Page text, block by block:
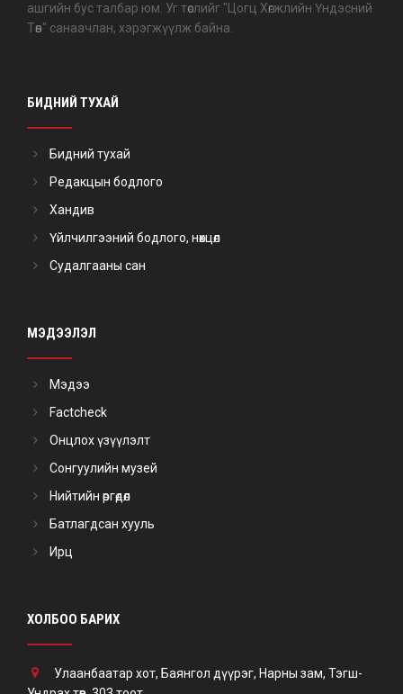
ашгийн бус талбар юм. Уг төслийг "Цогц Хөгжлийн Үндэсний
Төв" санаачлан, хэрэгжүүлж байна.
БИДНИЙ ТУХАЙ
Бидний тухай
Редакцын бодлого
Хандив
Үйлчилгээний бодлого, нөхцөл
Судалгааны сан
МЭДЭЭЛЭЛ
Мэдээ
Factcheck
Онцлох үзүүлэлт
Сонгуулийн музей
Нийтийн өргөдөл
Батлагдсан хууль
Ирц
ХОЛБОО БАРИХ
Улаанбаатар хот, Баянгол дүүрэг, Нарны зам, Тэгш-